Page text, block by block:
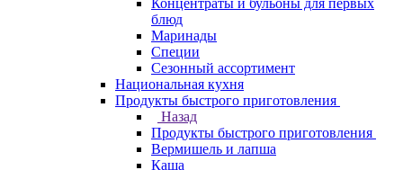
Концентраты и бульоны для первых
блюд
Маринады
Специи
Сезонный ассортимент
Национальная кухня
Продукты быстрого приготовления
Назад
Продукты быстрого приготовления
Вермишель и лапша
Каша